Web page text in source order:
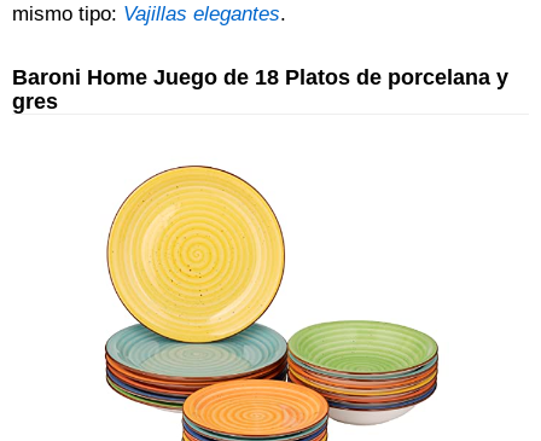
mismo tipo: Vajillas elegantes.
Baroni Home Juego de 18 Platos de porcelana y
gres